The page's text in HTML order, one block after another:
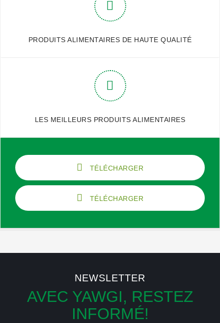
PRODUITS ALIMENTAIRES DE HAUTE QUALITÉ
LES MEILLEURS PRODUITS ALIMENTAIRES
TÉLÉCHARGER
TÉLÉCHARGER
NEWSLETTER
AVEC YAWGI, RESTEZ
INFORMÉ!